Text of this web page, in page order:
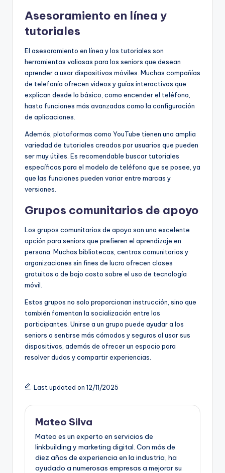
Asesoramiento en línea y
tutoriales
El asesoramiento en línea y los tutoriales son
herramientas valiosas para los seniors que desean
aprender a usar dispositivos móviles. Muchas compañías
de telefonía ofrecen videos y guías interactivas que
explican desde lo básico, como encender el teléfono,
hasta funciones más avanzadas como la configuración
de aplicaciones.
Además, plataformas como YouTube tienen una amplia
variedad de tutoriales creados por usuarios que pueden
ser muy útiles. Es recomendable buscar tutoriales
específicos para el modelo de teléfono que se posee, ya
que las funciones pueden variar entre marcas y
versiones.
Grupos comunitarios de apoyo
Los grupos comunitarios de apoyo son una excelente
opción para seniors que prefieren el aprendizaje en
persona. Muchas bibliotecas, centros comunitarios y
organizaciones sin fines de lucro ofrecen clases
gratuitas o de bajo costo sobre el uso de tecnología
móvil.
Estos grupos no solo proporcionan instrucción, sino que
también fomentan la socialización entre los
participantes. Unirse a un grupo puede ayudar a los
seniors a sentirse más cómodos y seguros al usar sus
dispositivos, además de ofrecer un espacio para
resolver dudas y compartir experiencias.
Last updated on 12/11/2025
Mateo Silva
Mateo es un experto en servicios de
linkbuilding y marketing digital. Con más de
diez años de experiencia en la industria, ha
ayudado a numerosas empresas a mejorar su